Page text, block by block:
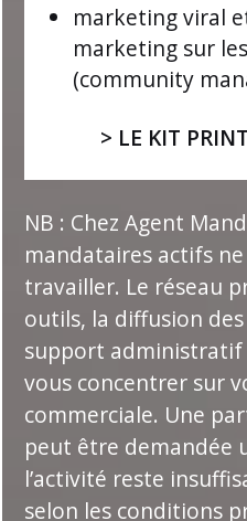
marketing viral
marketing sur
(community
> LE KIT
NB : Chez Agent
mandataires actifs
travailler. Le réseau
outils, la diffusion
support administratif
vous concentrer sur
commerciale. Une
peut être demandée
l’activité reste
selon les conditions